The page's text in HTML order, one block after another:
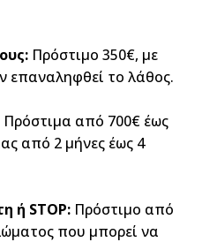
Πρόστιμο 350€, με
επαναληφθεί το λάθος.
Πρόστιμα από 700€ έως
από 2 μήνες έως 4
ή STOP: Πρόστιμο από
που μπορεί να